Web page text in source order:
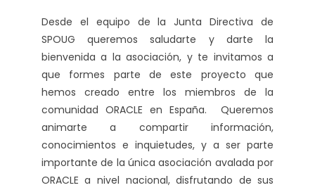
Desde el equipo de la Junta Directiva de
SPOUG queremos saludarte y darte la
bienvenida a la asociación, y te invitamos a
que formes parte de este proyecto que
hemos creado entre los miembros de la
comunidad ORACLE en España. Queremos
animarte a compartir información,
conocimientos e inquietudes, y a ser parte
importante de la única asociación avalada por
ORACLE a nivel nacional, disfrutando de sus